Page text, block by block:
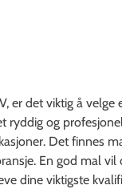
er det viktig å
ryddig og
Det finnes
En god mal
dine viktigste